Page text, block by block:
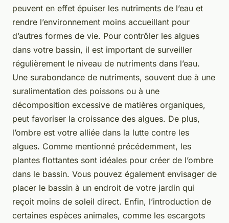
peuvent en effet épuiser les nutriments de l’eau et
rendre l’environnement moins accueillant pour
d’autres formes de vie. Pour contrôler les algues
dans votre bassin, il est important de surveiller
régulièrement le niveau de nutriments dans l’eau.
Une surabondance de nutriments, souvent due à une
suralimentation des poissons ou à une
décomposition excessive de matières organiques,
peut favoriser la croissance des algues. De plus,
l’ombre est votre alliée dans la lutte contre les
algues. Comme mentionné précédemment, les
plantes flottantes sont idéales pour créer de l’ombre
dans le bassin. Vous pouvez également envisager de
placer le bassin à un endroit de votre jardin qui
reçoit moins de soleil direct. Enfin, l’introduction de
certaines espèces animales, comme les escargots